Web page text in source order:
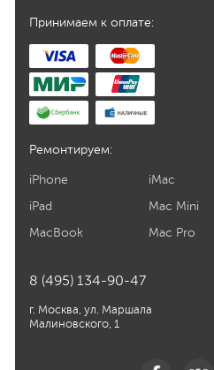
Принимаем к оплате:
Ремонтируем:
iPhone
iPad
MacBook
iMac
Mac Mini
Mac Pro
8 (495) 134-90-47
г. Москва, ул. Маршала
Малиновского, 1